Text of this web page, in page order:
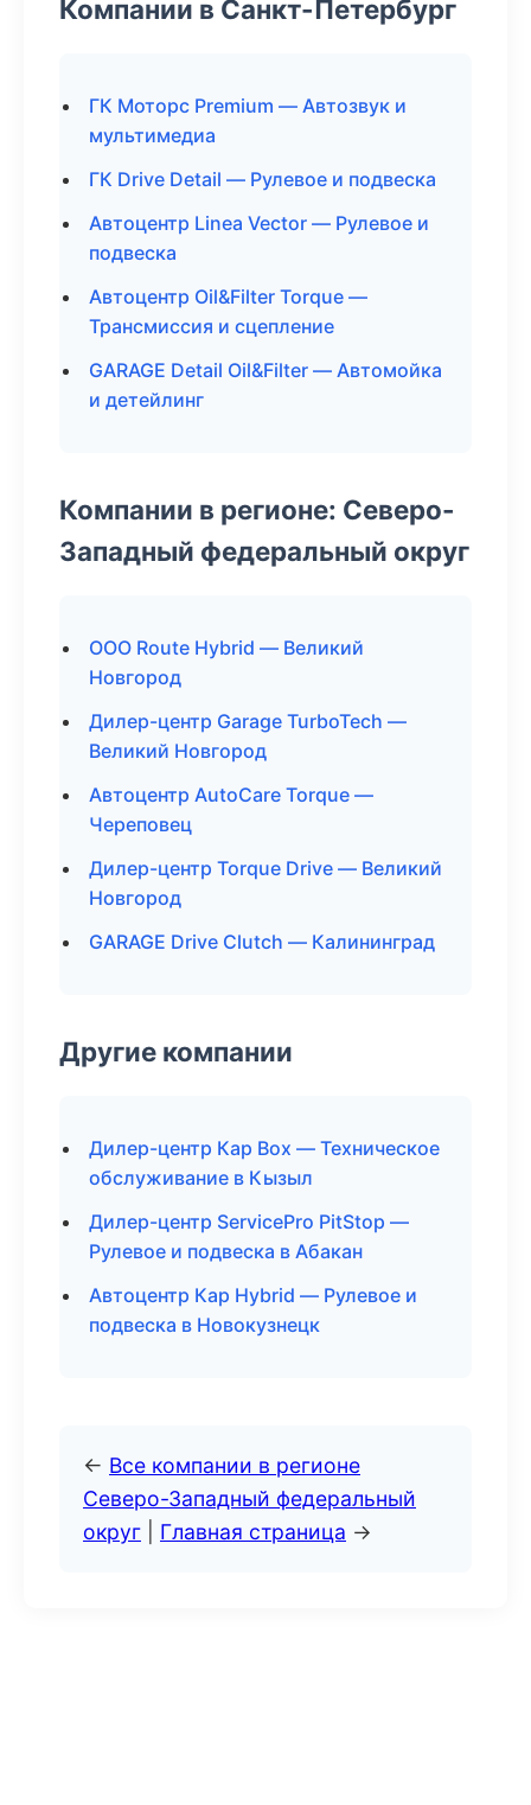
Компании в Санкт-Петербург
ГК Моторс Premium — Автозвук и
мультимедиа
ГК Drive Detail — Рулевое и подвеска
Автоцентр Linea Vector — Рулевое и
подвеска
Автоцентр Oil&Filter Torque —
Трансмиссия и сцепление
GARAGE Detail Oil&Filter — Автомойка
и детейлинг
Компании в регионе: Северо-
Западный федеральный округ
ООО Route Hybrid — Великий
Новгород
Дилер-центр Garage TurboTech —
Великий Новгород
Автоцентр AutoCare Torque —
Череповец
Дилер-центр Torque Drive — Великий
Новгород
GARAGE Drive Clutch — Калининград
Другие компании
Дилер-центр Кар Box — Техническое
обслуживание в Кызыл
Дилер-центр ServicePro PitStop —
Рулевое и подвеска в Абакан
Автоцентр Кар Hybrid — Рулевое и
подвеска в Новокузнецк
← Все компании в регионе
Северо-Западный федеральный
округ
Главная страница →